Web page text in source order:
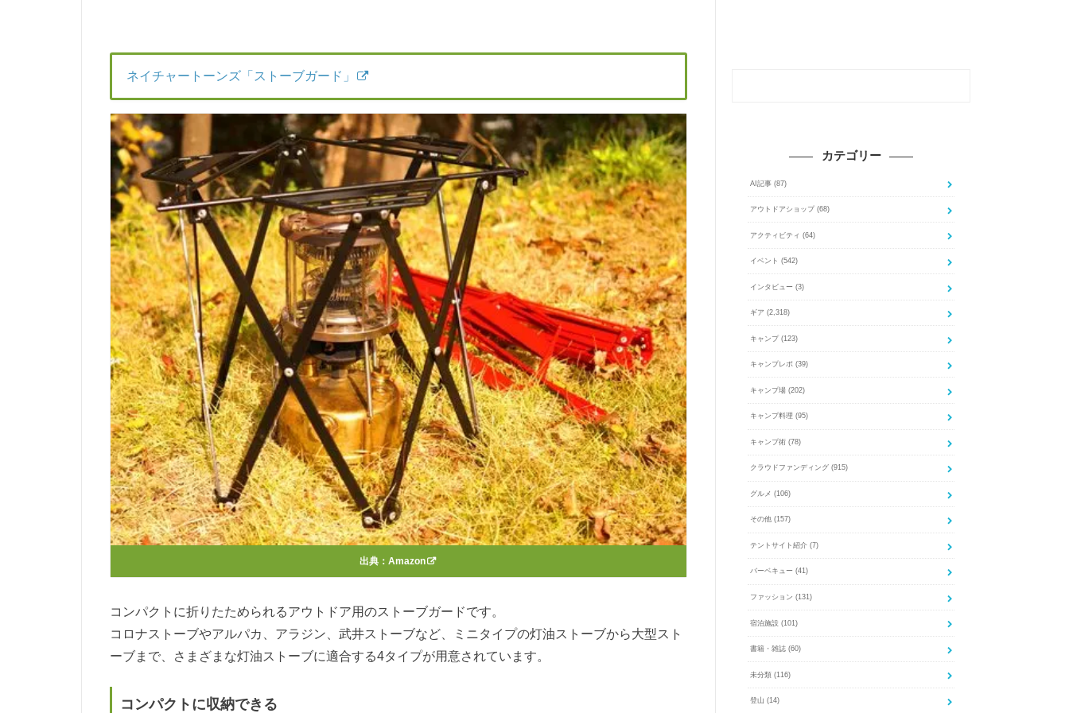
ネイチャートーンズ「ストーブガード」
出典： Amazon
コンパクトに折りたためられるアウトドア用のストーブガードです。
コロナストーブやアルパカ、アラジン、武井ストーブなど、ミニタイプの灯油ストーブから大型スト
ーブまで、さまざまな灯油ストーブに適合する4タイプが用意されています。
コンパクトに収納できる
カテゴリー
AI記事 (87)
アウトドアショップ (68)
アクティビティ (64)
イベント (542)
インタビュー (3)
ギア (2,318)
キャンプ (123)
キャンプレポ (39)
キャンプ場 (202)
キャンプ料理 (95)
キャンプ術 (78)
クラウドファンディング (915)
グルメ (106)
その他 (157)
テントサイト紹介 (7)
バーベキュー (41)
ファッション (131)
宿泊施設 (101)
書籍・雑誌 (60)
未分類 (116)
登山 (14)